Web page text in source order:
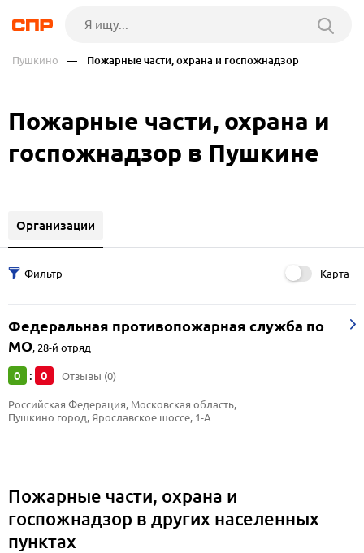
Пушкино — Пожарные части, охрана и госпожнадзор
Пожарные части, охрана и
госпожнадзор в Пушкине
Организации
Карта
Федеральная противопожарная служба по
МО, 28-й отряд
0 : 0 Отзывы (0)
Российская Федерация, Московская область,
Пушкино город, Ярославское шоссе, 1-А
Пожарные части, охрана и
госпожнадзор в других населенных
пунктах